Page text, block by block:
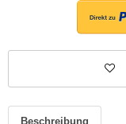
Beschreibung